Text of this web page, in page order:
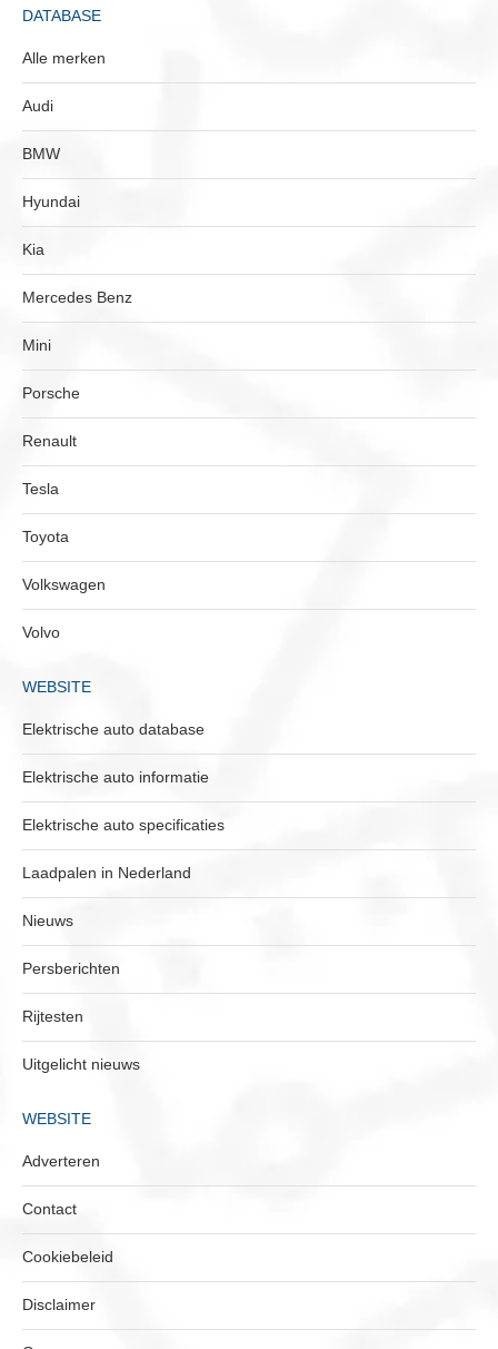
DATABASE
Alle merken
Audi
BMW
Hyundai
Kia
Mercedes Benz
Mini
Porsche
Renault
Tesla
Toyota
Volkswagen
Volvo
WEBSITE
Elektrische auto database
Elektrische auto informatie
Elektrische auto specificaties
Laadpalen in Nederland
Nieuws
Persberichten
Rijtesten
Uitgelicht nieuws
WEBSITE
Adverteren
Contact
Cookiebeleid
Disclaimer